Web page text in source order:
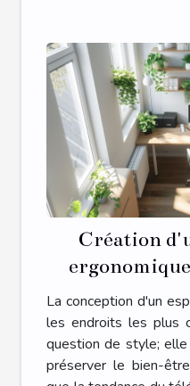
Création
La conception d'un
les endroits les plus
question de style;
préserver le bien-